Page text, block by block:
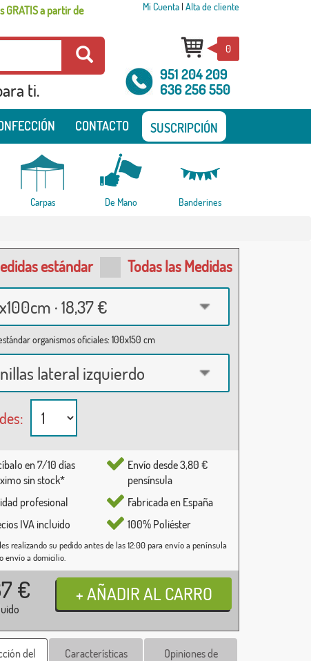
a partir de
Mi Cuenta| Alta de cliente
ti.
0
951 204 209
636 256 550
CONTACTO SUSCRIPCIÓN
Carpas De Mano Banderines
estándar Todas las Medidas
· 18,37 €
organismos oficiales: 100x150 cm
lateral izquierdo
en 7/10 días
sin stock*
profesional
IVA incluido
Envío desde 3,80 €
pensínsula
Fabricada en España
100% Poliéster
realizando su pedido antes de las 12:00 para envío a península
envío a domicilio.
€
del
Características
Opiniones de